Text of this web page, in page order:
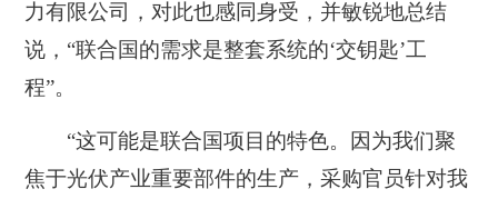
力有限公司，对此也感同身受，并敏锐地总结
说，“联合国的需求是整套系统的‘交钥匙’工
程”。
“这可能是联合国项目的特色。因为我们聚
焦于光伏产业重要部件的生产，采购官员针对我